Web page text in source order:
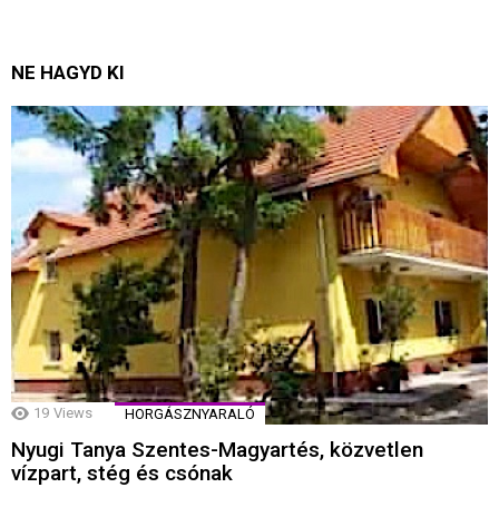
NE HAGYD KI
19 Views HORGÁSZNYARALÓ
Nyugi Tanya Szentes-Magyartés, közvetlen
vízpart, stég és csónak